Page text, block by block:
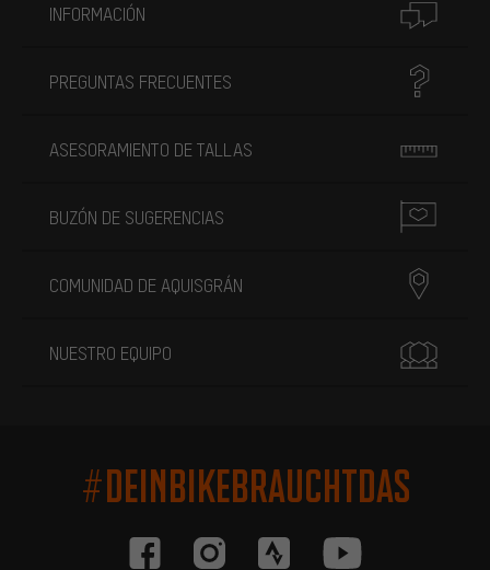
INFORMACIÓN
PREGUNTAS FRECUENTES
ASESORAMIENTO DE TALLAS
BUZÓN DE SUGERENCIAS
COMUNIDAD DE AQUISGRÁN
NUESTRO EQUIPO
#DEINBIKEBRAUCHTDAS